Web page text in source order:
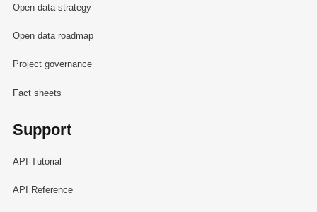
Open data strategy
Open data roadmap
Project governance
Fact sheets
Support
API Tutorial
API Reference